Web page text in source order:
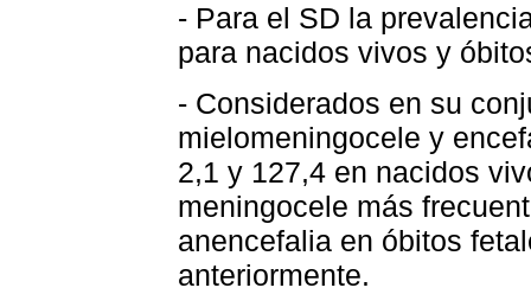
- Para el SD la
para nacidos vivos y
- Considerados en su
mielomeningocele y
2,1 y 127,4 en nacidos
meningocele más
anencefalia en óbitos
anteriormente.